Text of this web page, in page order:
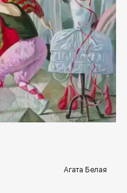
spb.rakovgallery.ru
Агата Белая